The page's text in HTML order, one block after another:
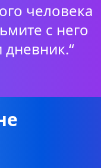
человека
с него
дневник.“